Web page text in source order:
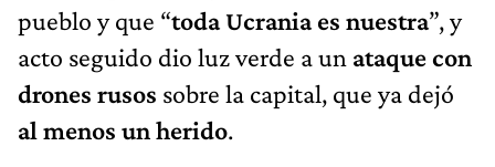
pueblo y que “toda Ucrania es nuestra”, y
acto seguido dio luz verde a un ataque con
drones rusos sobre la capital, que ya dejó
al menos un herido.